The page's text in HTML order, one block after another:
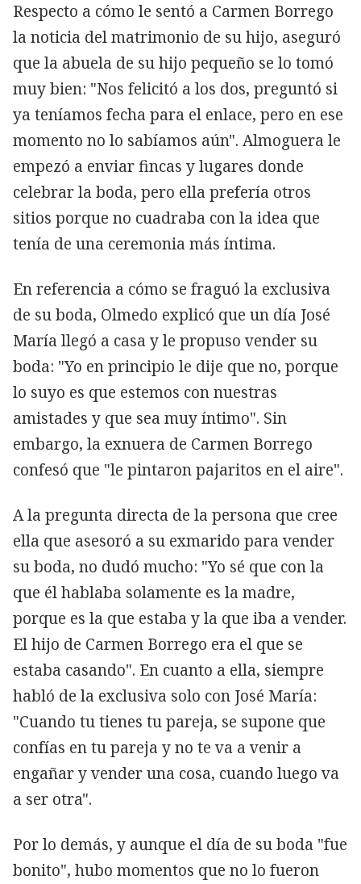
Respecto a cómo le sentó a Carmen Borrego
la noticia del matrimonio de su hijo, aseguró
que la abuela de su hijo pequeño se lo tomó
muy bien: "Nos felicitó a los dos, preguntó si
ya teníamos fecha para el enlace, pero en ese
momento no lo sabíamos aún". Almoguera le
empezó a enviar fincas y lugares donde
celebrar la boda, pero ella prefería otros
sitios porque no cuadraba con la idea que
tenía de una ceremonia más íntima.
En referencia a cómo se fraguó la exclusiva
de su boda, Olmedo explicó que un día José
María llegó a casa y le propuso vender su
boda: "Yo en principio le dije que no, porque
lo suyo es que estemos con nuestras
amistades y que sea muy íntimo". Sin
embargo, la exnuera de Carmen Borrego
confesó que "le pintaron pajaritos en el aire".
A la pregunta directa de la persona que cree
ella que asesoró a su exmarido para vender
su boda, no dudó mucho: "Yo sé que con la
que él hablaba solamente es la madre,
porque es la que estaba y la que iba a vender.
El hijo de Carmen Borrego era el que se
estaba casando". En cuanto a ella, siempre
habló de la exclusiva solo con José María:
"Cuando tu tienes tu pareja, se supone que
confías en tu pareja y no te va a venir a
engañar y vender una cosa, cuando luego va
a ser otra".
Por lo demás, y aunque el día de su boda "fue
bonito", hubo momentos que no lo fueron